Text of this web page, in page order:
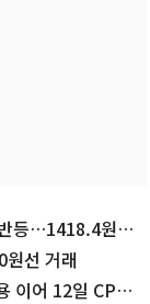
등…1418.4원
선 거래
이어 12일 CPI